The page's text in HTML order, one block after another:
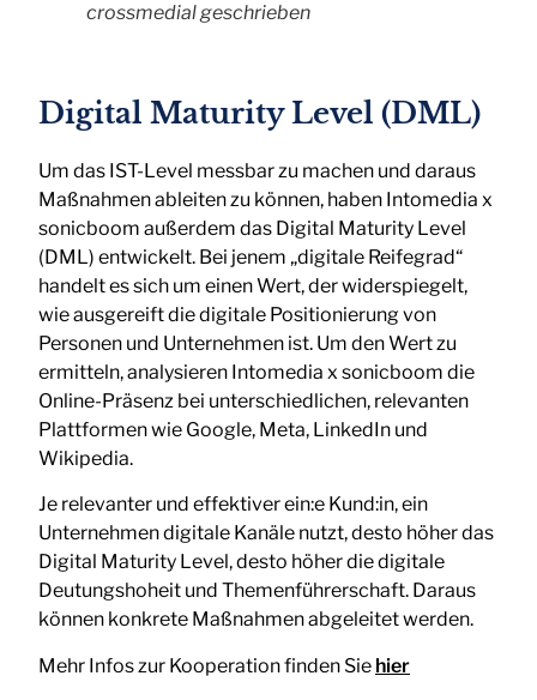
crossmedial geschrieben
Digital Maturity Level (DML)
Um das IST-Level messbar zu machen und daraus
Maßnahmen ableiten zu können, haben Intomedia x
sonicboom außerdem das Digital Maturity Level
(DML) entwickelt. Bei jenem „digitale Reifegrad“
handelt es sich um einen Wert, der widerspiegelt,
wie ausgereift die digitale Positionierung von
Personen und Unternehmen ist. Um den Wert zu
ermitteln, analysieren Intomedia x sonicboom die
Online-Präsenz bei unterschiedlichen, relevanten
Plattformen wie Google, Meta, LinkedIn und
Wikipedia.
Je relevanter und effektiver ein:e Kund:in, ein
Unternehmen digitale Kanäle nutzt, desto höher das
Digital Maturity Level, desto höher die digitale
Deutungshoheit und Themenführerschaft. Daraus
können konkrete Maßnahmen abgeleitet werden.
Mehr Infos zur Kooperation finden Sie hier